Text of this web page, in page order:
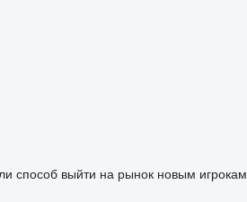
способ выйти на рынок новым игрокам